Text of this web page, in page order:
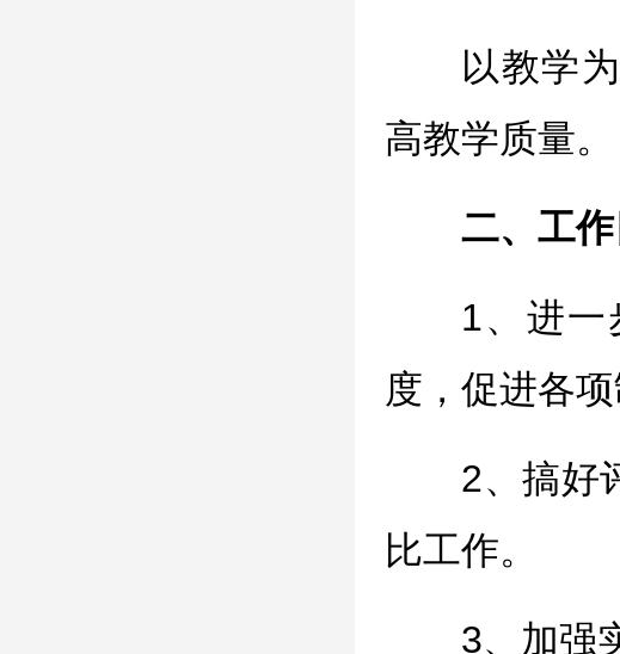
以教学
高教学质量。
二、工
1、进一
度，促进各
2、搞好
比工作。
3、加强